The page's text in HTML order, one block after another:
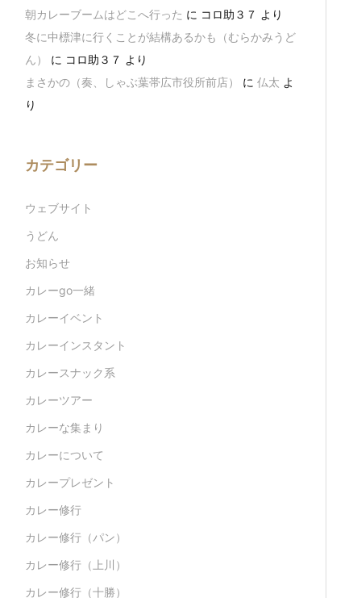
朝カレーブームはどこへ行った に コロ助３７ より
冬に中標津に行くことが結構あるかも（むらかみうど
ん）
に コロ助３７ より
まさかの（奏、しゃぶ葉帯広市役所前店）
に 仏太 よ
り
カテゴリー
ウェブサイト
うどん
お知らせ
カレーgo一緒
カレーイベント
カレーインスタント
カレースナック系
カレーツアー
カレーな集まり
カレーについて
カレープレゼント
カレー修行
カレー修行（パン）
カレー修行（上川）
カレー修行（十勝）